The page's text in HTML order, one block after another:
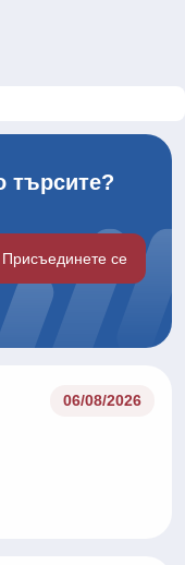
търсите?
Присъединете се
06/08/2026